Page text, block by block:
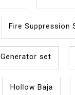
Fire Suppression
Generator set
Hollow Baja